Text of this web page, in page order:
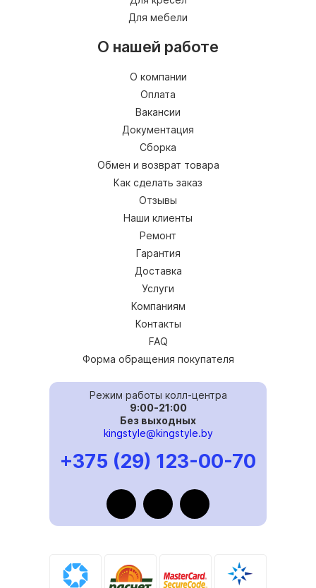
Для мебели
О нашей работе
О компании
Оплата
Вакансии
Документация
Сборка
Обмен и возврат товара
Как сделать заказ
Отзывы
Наши клиенты
Ремонт
Гарантия
Доставка
Услуги
Компаниям
Контакты
FAQ
Форма обращения покупателя
Режим работы колл-центра
9:00-21:00
Без выходных
kingstyle@kingstyle.by
+375 (29) 123-00-70